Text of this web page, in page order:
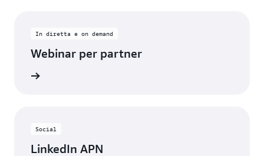
In diretta e on demand
Webinar per partner
Social
LinkedIn APN